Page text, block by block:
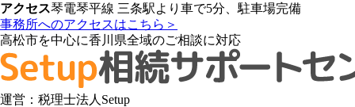
アクセス琴電琴平線 三条駅より車で5分、駐車場完備
事務所へのアクセスはこちら＞
高松市を中心に香川県全域のご相談に対応
運営：税理士法人Setup